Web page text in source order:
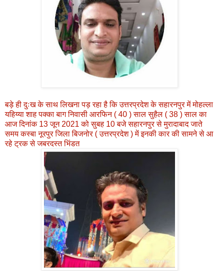
बड़े ही दुःख के साथ लिखना पड़ रहा है कि उत्तरप्रदेश के सहारनपुर में मोहल्ला
यहिय्या शाह पक्का बाग निवासी आरफिन ( 40 ) साल सुहैल ( 38 ) साल का
आज दिनांक 13 जून 2021 को सुबह 10 बजे सहारनपुर से मुरादाबाद जाते
समय कस्बा नूरपुर जिला बिजनोर ( उत्तरप्रदेश ) में इनकी कार की सामने से आ
रहे ट्रक से जबरदस्त भिंडत